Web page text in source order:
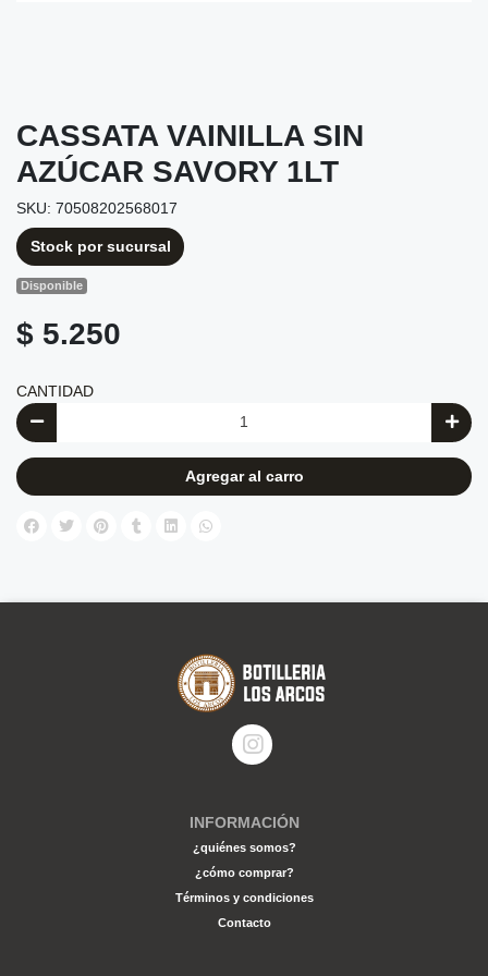
CASSATA VAINILLA SIN
AZÚCAR SAVORY 1LT
SKU: 70508202568017
Stock por sucursal
Disponible
$ 5.250
CANTIDAD
Agregar al carro
INFORMACIÓN
¿quiénes somos?
¿cómo comprar?
Términos y condiciones
Contacto